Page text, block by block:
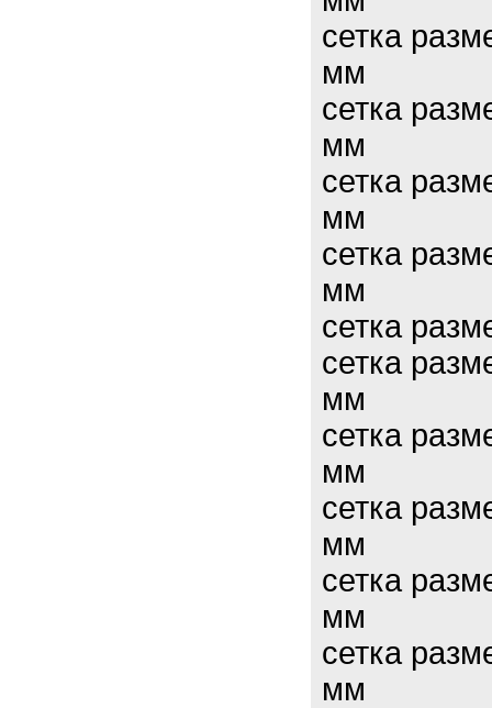
сетка
мм
сетка
мм
сетка
мм
сетка
мм
сетка
сетка
мм
сетка
мм
сетка
мм
сетка
мм
сетка
мм